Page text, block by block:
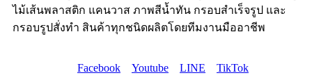
ไม้เส้นพลาสติก แคนวาส ภาพสีน้ำทัน กรอบสำเร็จรูป และ
กรอบรูปสั่งทำ สินค้าทุกชนิดผลิตโดยทีมงานมืออาชีพ
Facebook Youtube LINE TikTok